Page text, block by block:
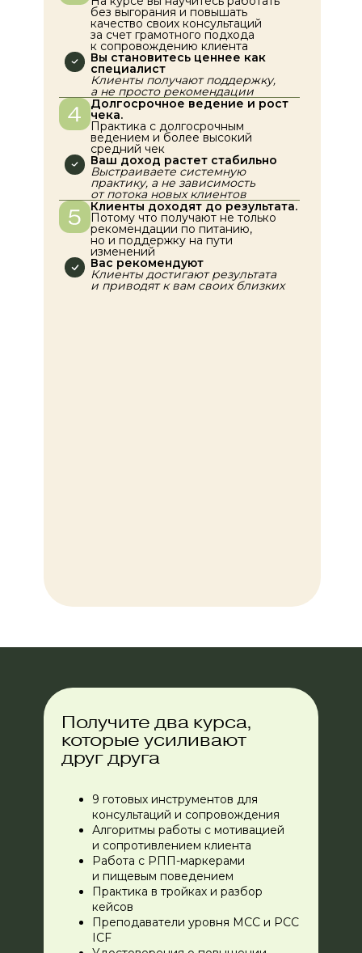
без выгорания и повышать
качество своих консультаций
за счет грамотного подхода
к сопровождению клиента
Вы становитесь ценнее как
специалист
Клиенты получают поддержку,
а не просто рекомендации
Долгосрочное ведение и рост
чека.
Практика с долгосрочным
ведением и более высокий
средний чек
Ваш доход растет стабильно
Выстраиваете системную
практику, а не зависимость
от потока новых клиентов
Клиенты доходят до результата.
Потому что получают не только
рекомендации по питанию,
но и поддержку на пути
изменений
Вас рекомендуют
Клиенты достигают результата
и приводят к вам своих близких
Получите два курса,
которые усиливают
друг друга
9 готовых инструментов для
консультаций и сопровождения
Алгоритмы работы с мотивацией
и сопротивлением клиента
Работа с РПП-маркерами
и пищевым поведением
Практика в тройках и разбор
кейсов
Преподаватели уровня MCC и PCC
ICF